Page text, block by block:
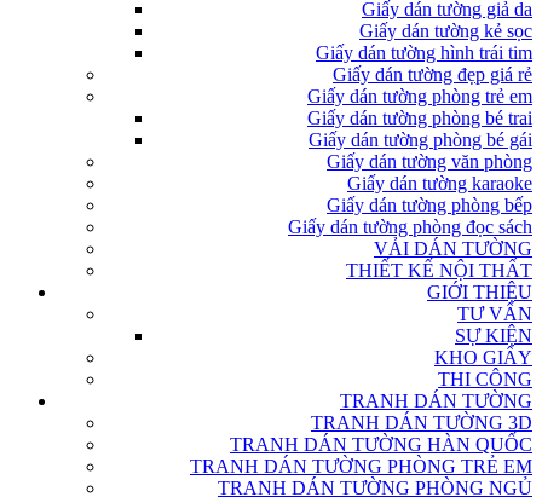
Giấy dán tường giả da
Giấy dán tường kẻ sọc
Giấy dán tường hình trái tim
Giấy dán tường đẹp giá rẻ
Giấy dán tường phòng trẻ em
Giấy dán tường phòng bé trai
Giấy dán tường phòng bé gái
Giấy dán tường văn phòng
Giấy dán tường karaoke
Giấy dán tường phòng bếp
Giấy dán tường phòng đọc sách
VẢI DÁN TƯỜNG
THIẾT KẾ NỘI THẤT
GIỚI THIỆU
TƯ VẤN
SỰ KIỆN
KHO GIẤY
THI CÔNG
TRANH DÁN TƯỜNG
TRANH DÁN TƯỜNG 3D
TRANH DÁN TƯỜNG HÀN QUỐC
TRANH DÁN TƯỜNG PHÒNG TRẺ EM
TRANH DÁN TƯỜNG PHÒNG NGỦ